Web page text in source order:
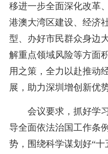
移进一步全面深化改革
港澳大湾区建设、经济
型、办好市民群众身边
解重点领域风险等方面
用之策，全力以赴推动
展，助力深圳增创新优
会议要求，抓好学
导全面依法治国工作条
势，围绕科学谋划好“